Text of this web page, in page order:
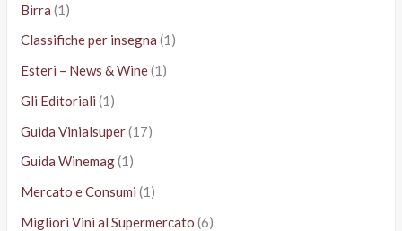
Birra (1)
Classifiche per insegna (1)
Esteri – News & Wine(1)
Gli Editoriali (1)
Guida Vinialsuper(17)
Guida Winemag(1)
Mercato e Consumi (1)
Migliori Vini al Supermercato (6)